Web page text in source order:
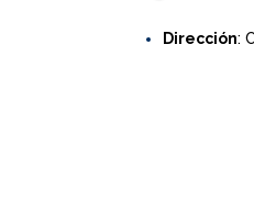
Dirección: